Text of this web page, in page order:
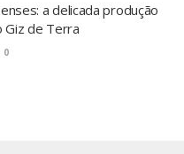
a delicada produção
Giz de Terra
0